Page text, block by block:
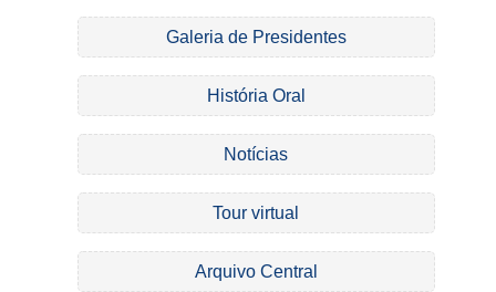
Galeria de Presidentes
História Oral
Notícias
Tour virtual
Arquivo Central